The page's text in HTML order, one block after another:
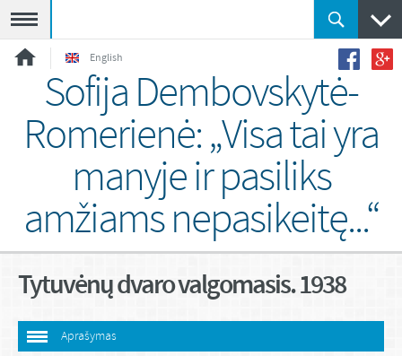
English
Sofija Dembovskytė-
Romerienė: „Visa tai yra
manyje ir pasiliks
amžiams nepasikeitę...“
Tytuvėnų dvaro valgomasis. 1938
Aprašymas